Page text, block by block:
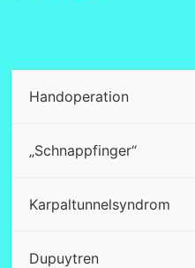
Handoperation
„Schnappfinger“
Karpaltunnelsyndrom
Dupuytren